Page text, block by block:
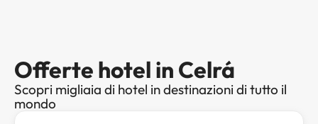
Offerte hotel in Celrá
Scopri migliaia di hotel in destinazioni di tutto il
mondo